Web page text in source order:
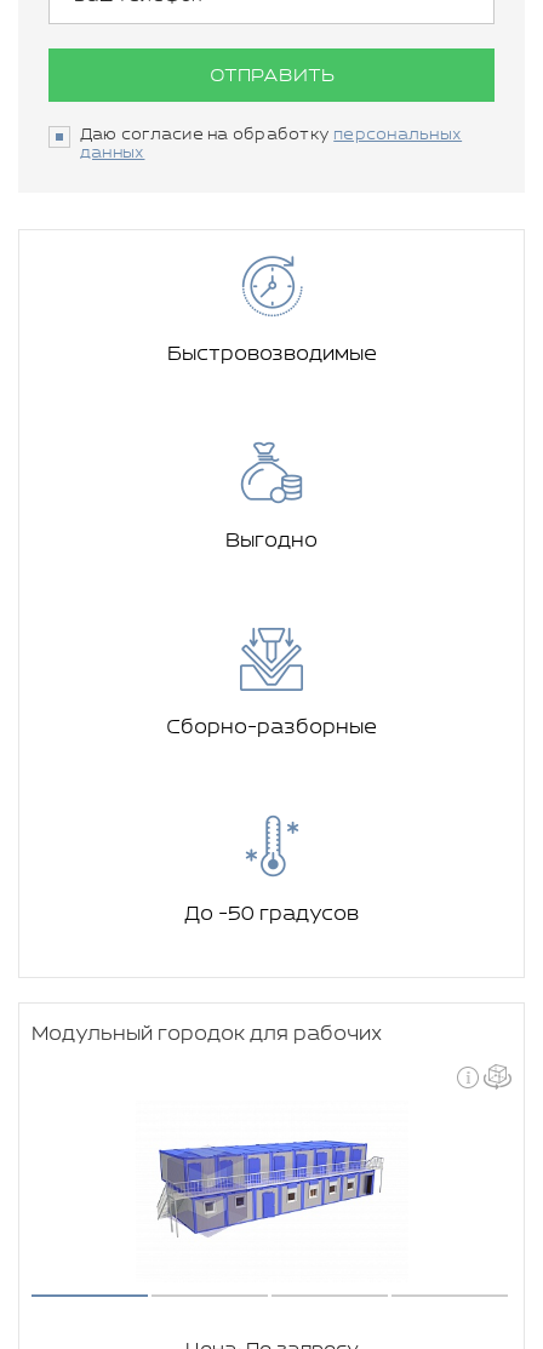
ОТПРАВИТЬ
Даю согласие на обработку персональных
данных
Быстровозводимые
Выгодно
Сборно-разборные
До -50 градусов
Модульный городок для рабочих